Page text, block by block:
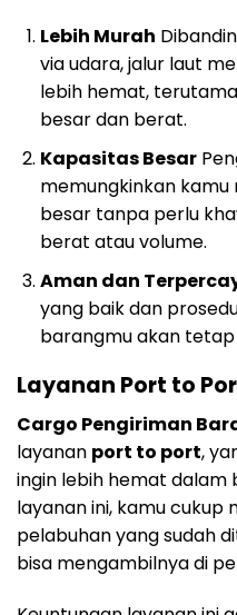
Lebih Murah
via udara, jalur laut
lebih hemat,
besar dan berat.
Kapasitas Besar
memungkinkan
besar tanpa perlu
berat atau volume.
Aman dan
yang baik dan
barangmu akan
Layanan Port to
Cargo Pengiriman
layanan port to port,
ingin lebih hemat dalam
layanan ini, kamu
pelabuhan yang sudah
bisa mengambilnya di